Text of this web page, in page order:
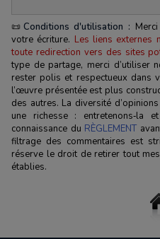
📜 Conditions d'utilisation :
votre écriture. Les liens externes
toute redirection vers des sites
type de partage, merci d’utiliser
rester polis et respectueux dans
l’œuvre présentée est plus
des autres. La diversité
une richesse : entretenons‑la
connaissance du RÈGLEMENT
filtrage des commentaires est
réserve le droit de retirer tout
établies.